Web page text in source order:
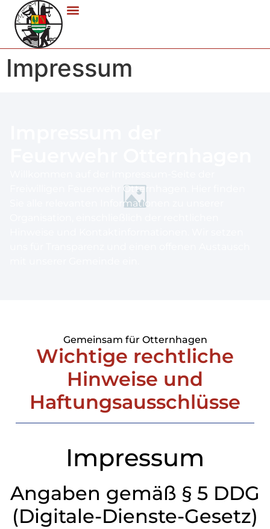
Impressum
Freiwilligen Feuerwehr Otternhagen. Hier finden
Sie alle relevanten Informationen zu unserer
Gemeinsam für Otternhagen
Wichtige rechtliche
Hinweise und
Haftungsausschlüsse
Impressum
Angaben gemäß § 5 DDG
(Digitale-Dienste-Gesetz)